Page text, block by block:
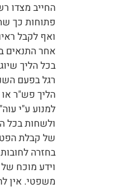
החייב מצדו
פתוחות כך
ואף לקבל
אחר התנאים
בכל הליך
רגל בפעם
למנוע ע"י
ולשחות בכל
של קבלת
בחזרה
משפטי. אין